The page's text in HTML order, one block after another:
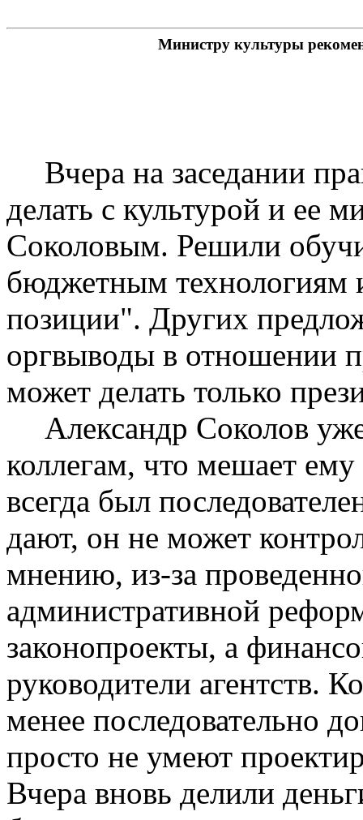
Министру культуры
Вчера на заседании
делать с культурой и ее
Соколовым. Решили
бюджетным технологиям
позиции". Других
оргвыводы в отношении
может делать только
Александр Соколов
коллегам, что мешает
всегда был
дают, он не может
мнению, из-за
административной
законопроекты, а
руководители агентств.
менее последовательно
просто не умеют
Вчера вновь делили